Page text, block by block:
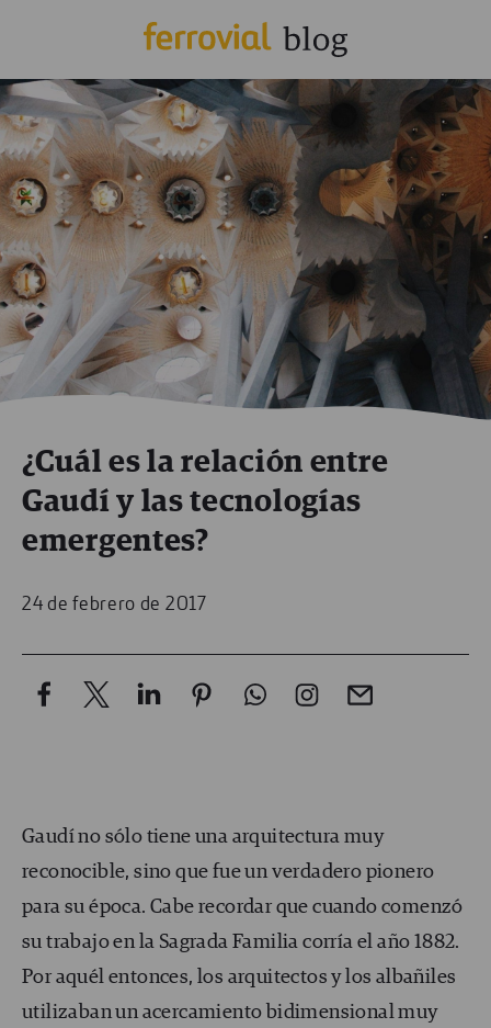
¿Cuál es la relación entre
Gaudí y las tecnologías
emergentes?
24 de febrero de 2017
Gaudí no sólo tiene una arquitectura muy
reconocible, sino que fue un verdadero pionero
para su época. Cabe recordar que cuando comenzó
su trabajo en la Sagrada Familia corría el año 1882.
Por aquél entonces, los arquitectos y los albañiles
utilizaban un acercamiento bidimensional muy